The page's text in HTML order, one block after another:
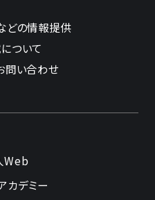
どの情報提供
ついて
問い合わせ
Web
カデミー